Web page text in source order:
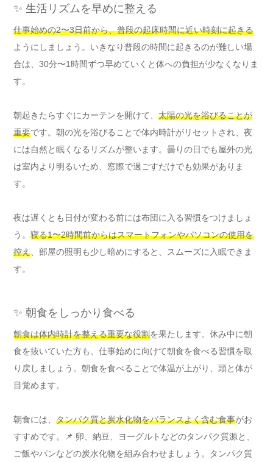
✨ 生活リズムを早めに整える
仕事始めの2〜3日前から、普段の起床時間に近い時刻に起きる
ようにしましょう。いきなり普段の時間に起きるのが難しい場
合は、30分〜1時間ずつ早めていくと体への負担が少なくなりま
す。
朝起きたらすぐにカーテンを開けて、 太陽の光を浴びることが
重要です。朝の光を浴びることで体内時計がリセットされ、夜
には自然と眠くなるリズムが整います。曇りの日でも屋外の光
は室内より明るいため、窓際で過ごすだけでも効果がありま
す。
夜は遅くとも日付が変わる前には布団に入る習慣をつけましょ
う。 寝る1〜2時間前からはスマートフォンやパソコンの使用を
控え 、部屋の照明も少し暗めにすると、スムーズに入眠できま
す。
✨ 朝食をしっかり食べる
朝食は体内時計を整える重要な役割を果たします。休み中に朝
食を抜いていた方も、仕事始めに向けて朝食を食べる習慣を取
り戻しましょう。朝食を食べることで体温が上がり、頭と体が
目覚めます。
朝食には、 タンパク質と炭水化物をバランスよく含む食事がお
すすめです。📌 卵、納豆、ヨーグルトなどのタンパク質源と、
ご飯やパンなどの炭水化物を組み合わせましょう。タンパク質